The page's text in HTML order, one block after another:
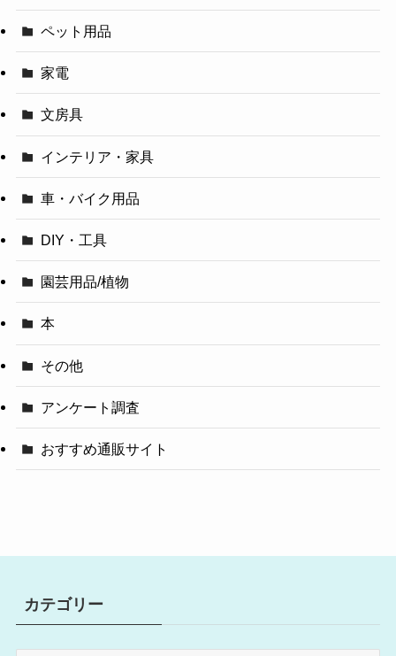
ペット用品
家電
文房具
インテリア・家具
車・バイク用品
DIY・工具
園芸用品/植物
本
その他
アンケート調査
おすすめ通販サイト
カテゴリー